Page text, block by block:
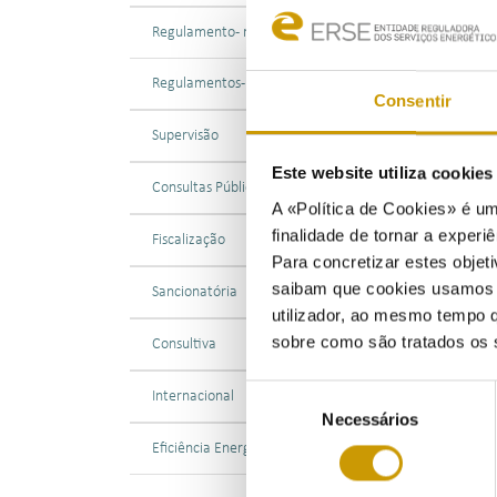
Consentir
Este website utiliza
A «Política de Cookies» é
finalidade de tornar a
Para concretizar estes
saibam que cookies
utilizador, ao mesmo tempo
sobre como são tratados os
de
consentimento
Necessários
Regulamento - mobilidade elétrica
Regulamentos - combustíveis e GPL
Supervisão
Consultas Públicas
Fiscalização
Sancionatória
Consultiva
Internacional
Eficiência Energética
Com
Em